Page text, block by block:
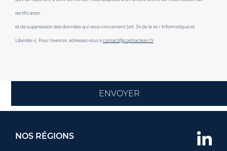
rectification
et de suppression des données qui vous concernent (art. 34 de la loi « Informatique et
Libertés »). Pour l’exercer, adressez-vous à contact@cophaclean.fr
NOS RÉGIONS